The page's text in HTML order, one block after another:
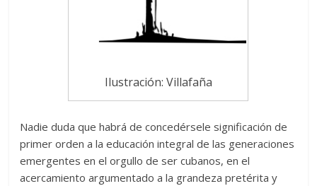
Ilustración: Villafaña
Nadie duda que habrá de concedérsele significación de
primer orden a la educación integral de las generaciones
emergentes en el orgullo de ser cubanos, en el
acercamiento argumentado a la grandeza pretérita y